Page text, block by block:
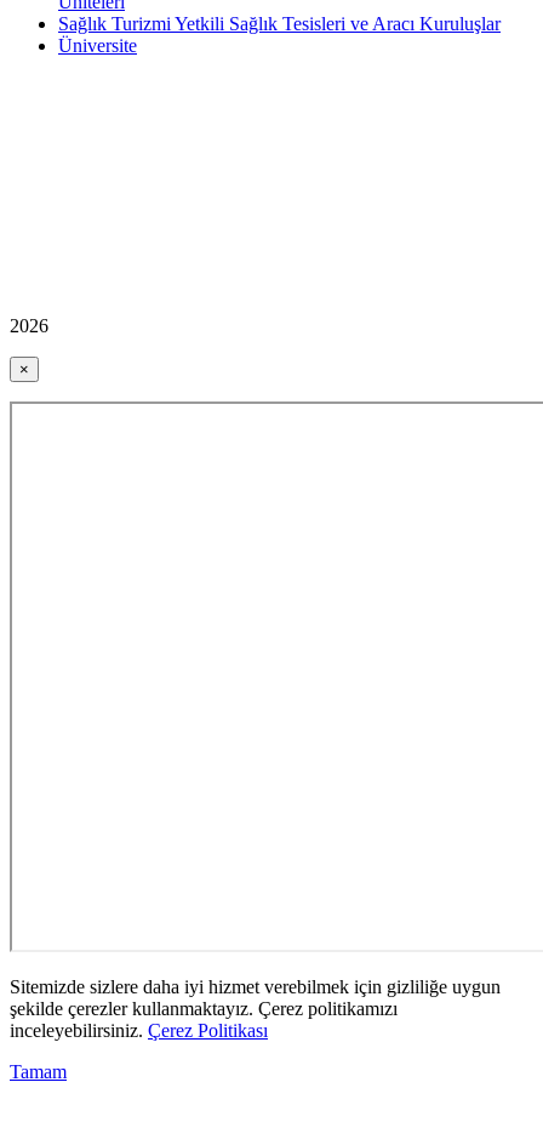
Sağlık Turizmi Yetkili Sağlık Tesisleri ve Aracı Kuruluşlar
Üniversite
2026
×
Sitemizde sizlere daha iyi hizmet verebilmek için gizliliğe uygun
şekilde çerezler kullanmaktayız. Çerez politikamızı
inceleyebilirsiniz. Çerez Politikası
Tamam